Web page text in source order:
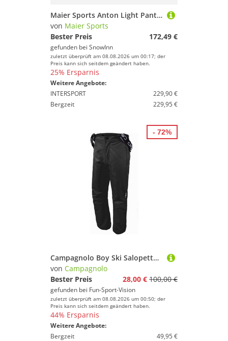
Maier Sports Anton Light Pants Schwarz 6XL-7XL / Short Mann
von Maier Sports
Bester Preis
172,49 €
gefunden bei SnowInn
zuletzt überprüft am 08.08.2026 um 00:17; der
Preis kann sich seitdem geändert haben.
25% Ersparnis
Weitere Angebote:
INTERSPORT
229,90 €
Bergzeit
229,95 €
Campagnolo Boy Ski Salopette Kinder-Skihose Nero
von Campagnolo
Bester Preis
28,00 € 100,00 €
gefunden bei Fun-Sport-Vision
zuletzt überprüft am 08.08.2026 um 00:50; der
Preis kann sich seitdem geändert haben.
44% Ersparnis
Weitere Angebote:
Bergzeit
49,95 €
- 72%